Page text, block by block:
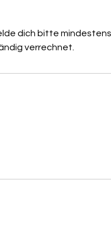
dich bitte
verrechnet.